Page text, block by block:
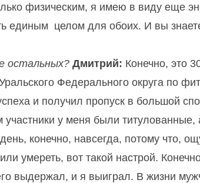
физическим, я имею в виду еще
единым целом для обоих. И вы
остальных? Дмитрий: Конечно, это
Федерального округа по
и получил пропуск в большой
участники у меня были
конечно, навсегда, потому что,
умереть, вот такой настрой.
выдержал, и я выиграл. В жизни